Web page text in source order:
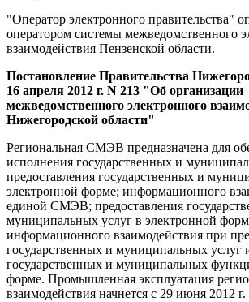
"Оператор электронного правительства"
оператором системы межведомственного
взаимодействия Пензенской области.
Постановление Правительства
16 апреля 2012 г. N 213 "Об организации
межведомственного электронного
Нижегородской области"
Региональная СМЭВ предназначена для
исполнения государственных и
предоставления государственных и
электронной форме; информационного
единой СМЭВ; предоставления
муниципальных услуг в электронной
информационного взаимодействия при
государственных и муниципальных услуг
государственных и муниципальных
форме. Промышленная эксплуатация
взаимодействия начнется с 29 июня 2012 г.